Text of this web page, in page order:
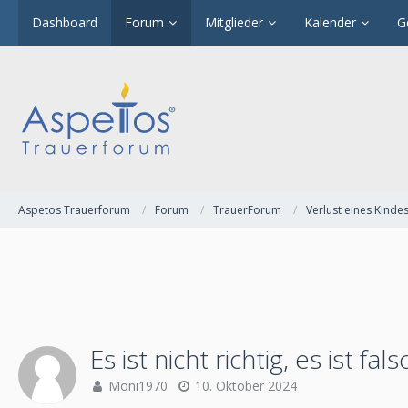
Dashboard Forum Mitglieder Kalender
Aspetos Trauerforum Forum TrauerForum Verlust eines Kindes
Es ist nicht richtig, es ist
Moni1970 10. Oktober 2024